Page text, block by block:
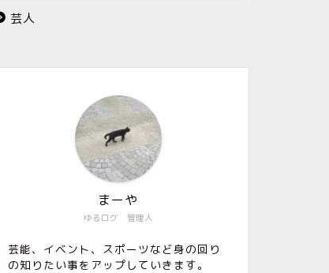
芸人
ゆるログ 管理人
まーや
芸能、イベント、スポーツなど身の回り
の知りたい事をアップしていきます。